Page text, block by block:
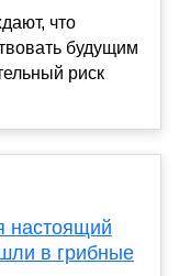
что
будущим
риск
настоящий
в грибные